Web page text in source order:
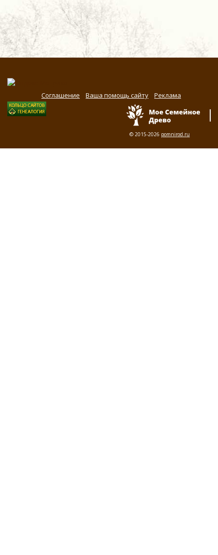
Соглашение Ваша помощь сайту Реклама
© 2015-2026 pomnirod.ru